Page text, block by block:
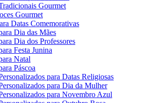
Gourmet
Gourmet
Datas Comemorativas
Dia das Mães
Dia dos Professores
Festa Junina
Natal
Páscoa
para Datas Religiosas
para Dia da Mulher
para Novembro Azul